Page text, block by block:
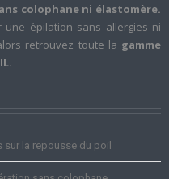
colophane ni élastomère.
une épilation sans allergies ni
retrouvez toute la gamme
sur la repousse du poil